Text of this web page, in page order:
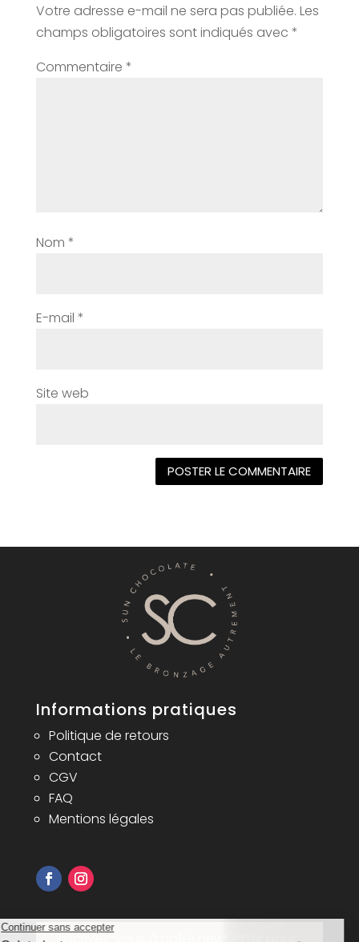
Votre adresse e-mail ne sera pas publiée. Les
champs obligatoires sont indiqués avec *
Commentaire *
Nom *
E-mail *
Site web
Informations pratiques
Politique de retours
Contact
CGV
FAQ
Mentions légales